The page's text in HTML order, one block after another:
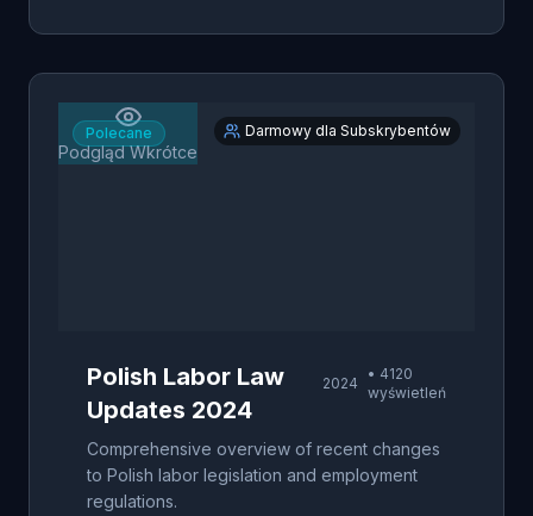
Podgląd Wkrótce
Polecane Darmowy dla Subskrybentów
Polish Labor Law
Updates 2024
2024
• 4120
wyświetleń
Comprehensive overview of recent changes
to Polish labor legislation and employment
regulations.